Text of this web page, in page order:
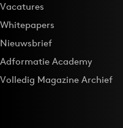
Vacatures
Whitepapers
Nieuwsbrief
Adformatie Academy
Volledig Magazine Archief